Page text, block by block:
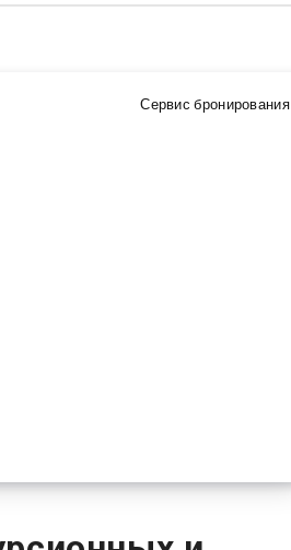
Сервис бронирования